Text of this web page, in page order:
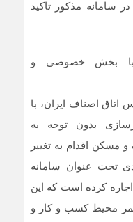
سامانه مذکور تاکید
با بخش خصوصی و
اصناف ایران، با
بدون توجه به
مسکن اقدام به تغییر
تحت عنوان سامانه
کرده است که این
محیط کسب و کار و